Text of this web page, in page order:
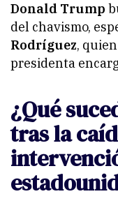
Donald Trump
del chavismo,
Rodríguez,
presidenta
¿Qué
tras la